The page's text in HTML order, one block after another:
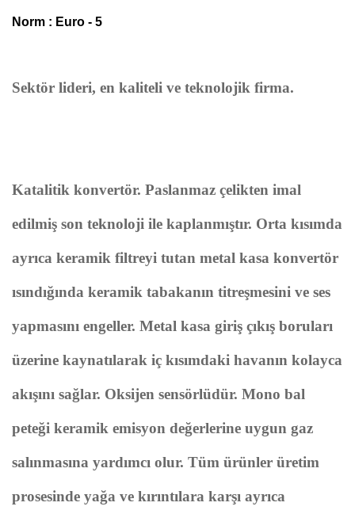
Norm : Euro - 5
Sektör lideri, en kaliteli ve teknolojik firma.
Katalitik konvertör. Paslanmaz çelikten imal
edilmiş son teknoloji ile kaplanmıştır. Orta kısımda
ayrıca keramik filtreyi tutan metal kasa konvertör
ısındığında keramik tabakanın titreşmesini ve ses
yapmasını engeller. Metal kasa giriş çıkış boruları
üzerine kaynatılarak iç kısımdaki havanın kolayca
akışını sağlar. Oksijen sensörlüdür. Mono bal
peteği keramik emisyon değerlerine uygun gaz
salınmasına yardımcı olur. Tüm ürünler üretim
prosesinde yağa ve kırıntılara karşı ayrıca